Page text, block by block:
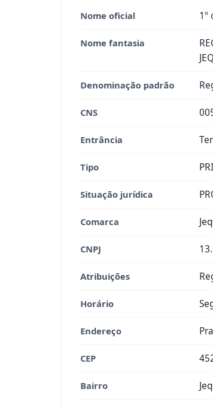
Nome oficial 1º
Nome fantasia
Denominação padrão
CNS
Entrância
Tipo
Situação jurídica
Comarca
CNPJ
Atribuições
Horário
Endereço
CEP
Bairro